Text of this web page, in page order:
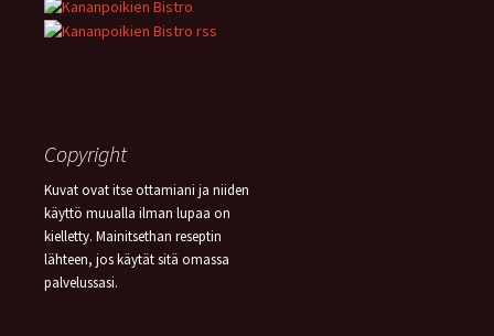
Copyright
Kuvat ovat itse ottamiani ja niiden
käyttö muualla ilman lupaa on
kielletty. Mainitsethan reseptin
lähteen, jos käytät sitä omassa
palvelussasi.